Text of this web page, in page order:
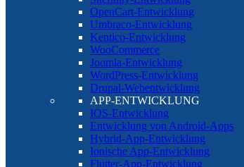
OpenCart-Entwicklung
Umbraco-Entwicklung
Kentico-Entwicklung
WooCommerce
Joomla-Entwicklung
WordPress-Entwicklung
Drupal-Webentwicklung
APP-ENTWICKLUNG
IOS-Entwicklung
Entwicklung von Android-Apps
Hybrid-App-Entwicklung
Ionische App-Entwicklung
Flutter-App-Entwicklung